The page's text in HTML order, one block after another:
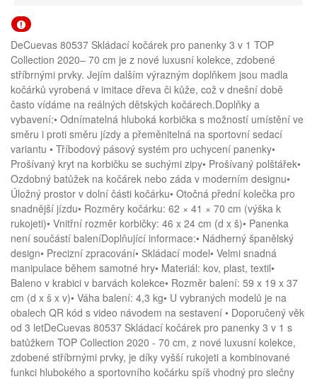
DeCuevas 80537 Skládací kočárek pro panenky 3 v 1 TOP
Collection 2020– 70 cm je z nové luxusní kolekce, zdobené
stříbrnými prvky. Jejím dalším výrazným doplňkem jsou madla
kočárků vyrobená v imitace dřeva či kůže, což v dnešní době
často vídáme na reálných dětských kočárech.Doplňky a
vybavení:• Odnímatelná hluboká korbička s možností umístění ve
směru i proti směru jízdy a přeměnitelná na sportovní sedací
variantu • Tříbodový pásový systém pro uchycení panenky•
Prošívaný kryt na korbičku se suchými zipy• Prošívaný polštářek•
Ozdobný batůžek na kočárek nebo záda v moderním designu•
Úložný prostor v dolní části kočárku• Otočná přední kolečka pro
snadnější jízdu• Rozměry kočárku: 62 × 41 × 70 cm (výška k
rukojeti)• Vnitřní rozměr korbičky: 46 x 24 cm (d x š)• Panenka
není součástí baleníDoplňující informace:• Nádherný španělský
design• Precizní zpracování• Skládací model• Velmi snadná
manipulace během samotné hry• Materiál: kov, plast, textil•
Baleno v krabici v barvách kolekce• Rozměr balení: 59 x 19 x 37
cm (d x š x v)• Váha balení: 4,3 kg• U vybraných modelů je na
obalech QR kód s video návodem na sestavení • Doporučený věk
od 3 letDeCuevas 80537 Skládací kočárek pro panenky 3 v 1 s
batůžkem TOP Collection 2020 - 70 cm, z nové luxusní kolekce,
zdobené stříbrnými prvky, je díky vyšší rukojeti a kombinované
funkci hlubokého a sportovního kočárku spíš vhodný pro slečny